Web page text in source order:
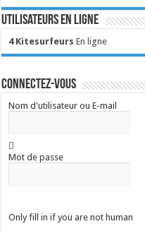
Utilisateurs en ligne
4 Kitesurfeurs En ligne
Connectez-vous
Nom d'utilisateur ou E-mail
Mot de passe
Only fill in if you are not human